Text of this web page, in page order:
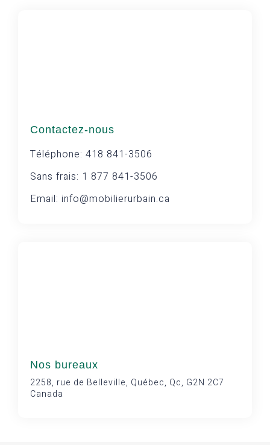
Contactez-nous
Téléphone: 418 841-3506
Sans frais: 1 877 841-3506
Email: info@mobilierurbain.ca
Nos bureaux
2258, rue de Belleville, Québec, Qc, G2N 2C7
Canada